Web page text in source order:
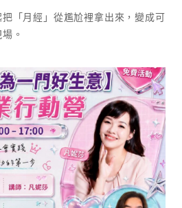
「月經」從尷尬裡拿出來，變成可